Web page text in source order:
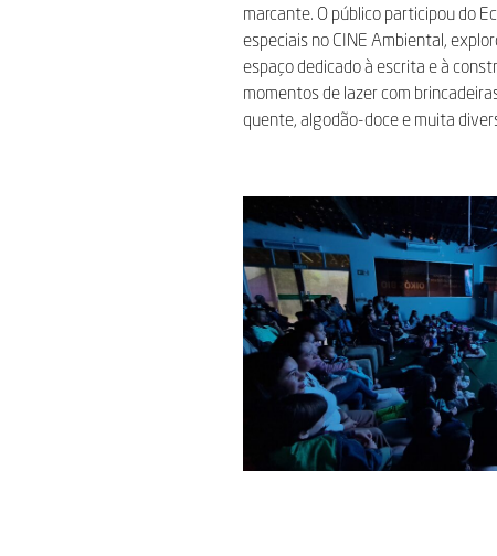
marcante. O público participou do
especiais no CINE Ambiental,
espaço dedicado à escrita e à
momentos de lazer com
quente, algodão-doce e muita